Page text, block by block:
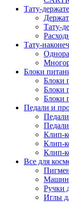
Тату-
Тату-
Тату-
Блоки
Блоки
Блоки
Блоки
Педали и
Клип-
Клип-
Клип-
Все для
Ручки
Иглы